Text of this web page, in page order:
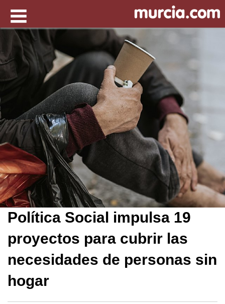
Política Social impulsa 19
proyectos para cubrir las
necesidades de personas sin
hogar